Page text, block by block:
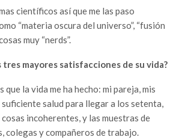
científicos así que me las paso
“materia oscura del universo”, “fusión
muy “nerds”.
tres mayores satisfacciones de su vida?
que la vida me ha hecho: mi pareja, mis
salud para llegar a los setenta,
incoherentes, y las muestras de
colegas y compañeros de trabajo.